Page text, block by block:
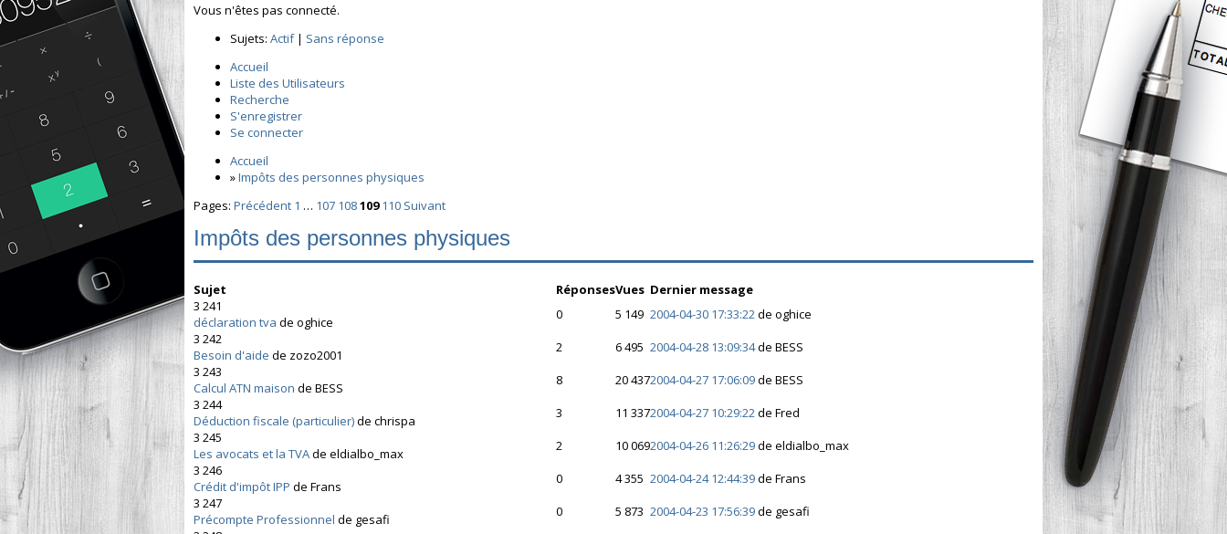
Vous n'êtes pas connecté.
Sujets: Actif| Sans réponse
Accueil
Liste des Utilisateurs
Recherche
S'enregistrer
Se connecter
Accueil
»Impôts des personnes physiques
Pages: Précédent 1 … 107 108109 110 Suivant
Impôts des personnes physiques
Sujet RéponsesVues Dernier message
3 241
déclaration tva de oghice 0 5 149 2004-04-30 17:33:22de oghice
3 242
Besoin d'aide de zozo2001 2 6 495 2004-04-28 13:09:34de BESS
3 243
Calcul ATN maison de BESS 8 20 4372004-04-27 17:06:09de BESS
3 244
Déduction fiscale (particulier)de chrispa 3 11 3372004-04-27 10:29:22de Fred
3 245
Les avocats et la TVAde eldialbo_max 2 10 0692004-04-26 11:26:29de eldialbo_max
3 246
Crédit d'impôt IPP de Frans 0 4 355 2004-04-24 12:44:39de Frans
3 247
Précompte Professionnel de gesafi 0 5 873 2004-04-23 17:56:39de gesafi